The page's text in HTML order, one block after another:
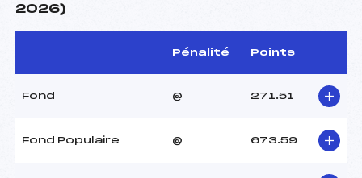
2026)
Pénalité Points
Fond @ 271.51
Fond Populaire @ 673.59